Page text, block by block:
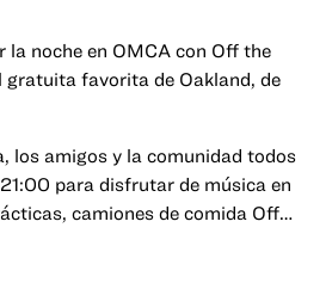
la noche en OMCA con Off the
gratuita favorita de Oakland, de
los amigos y la comunidad todos
para disfrutar de música en
camiones de comida Off
con una